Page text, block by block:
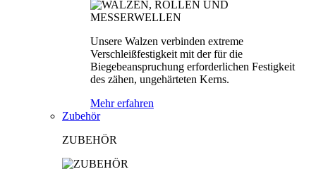
Unsere Walzen verbinden extreme
Verschleißfestigkeit mit der für die
Biegebeanspruchung erforderlichen Festigkeit
des zähen, ungehärteten Kerns.
Mehr erfahren
Zubehör
ZUBEHÖR